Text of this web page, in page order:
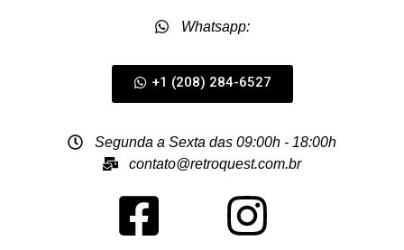
Whatsapp:
+1 (208) 284-6527
Segunda a Sexta das 09:00h - 18:00h
contato@retroquest.com.br